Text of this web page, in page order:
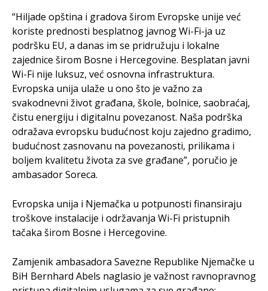
“Hiljade opština i gradova širom Evropske unije već
koriste prednosti besplatnog javnog Wi-Fi-ja uz
podršku EU, a danas im se pridružuju i lokalne
zajednice širom Bosne i Hercegovine. Besplatan javni
Wi-Fi nije luksuz, već osnovna infrastruktura.
Evropska unija ulaže u ono što je važno za
svakodnevni život građana, škole, bolnice, saobraćaj,
čistu energiju i digitalnu povezanost. Naša podrška
odražava evropsku budućnost koju zajedno gradimo,
budućnost zasnovanu na povezanosti, prilikama i
boljem kvalitetu života za sve građane”, poručio je
ambasador Soreca.
Evropska unija i Njemačka u potpunosti finansiraju
troškove instalacije i održavanja Wi-Fi pristupnih
tačaka širom Bosne i Hercegovine.
Zamjenik ambasadora Savezne Republike Njemačke u
BiH Bernhard Abels naglasio je važnost ravnopravnog